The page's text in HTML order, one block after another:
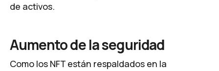
de activos.
Aumento de la seguridad
Como los NFT están respaldados en la